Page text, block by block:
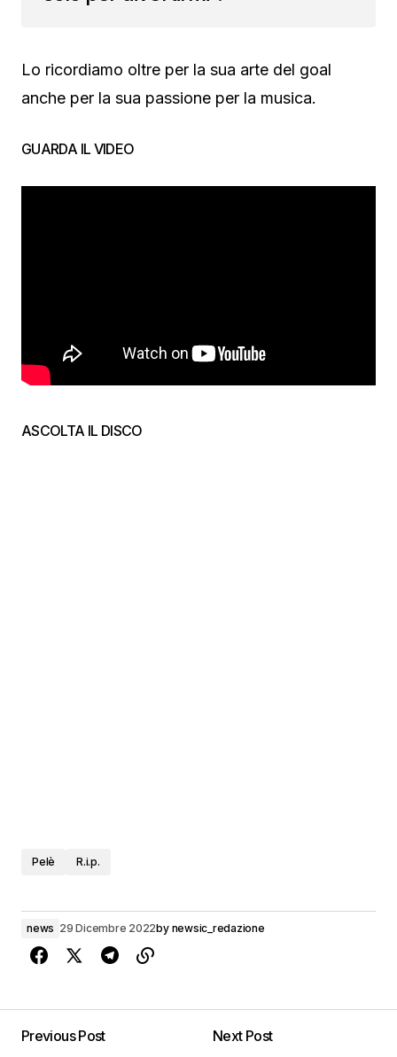
Lo ricordiamo oltre per la sua arte del goal
anche per la sua passione per la musica.
GUARDA IL VIDEO
ASCOLTA IL DISCO
Pelè R.i.p.
news 29 Dicembre 2022by newsic_redazione
Previous Post
Next Post